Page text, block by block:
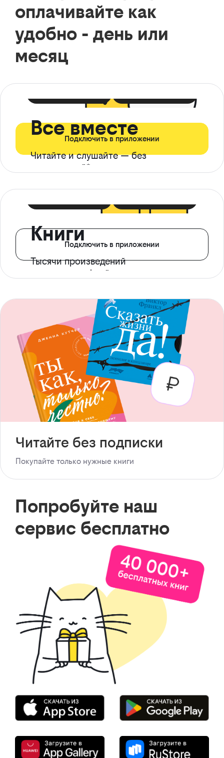
оплачивайте как
удобно - день или
месяц
Все вместе
Читайте и слушайте — без
ограничений*
Подключить в приложении
Книги
Тысячи произведений
с доступом офлайн
Подключить в приложении
Читайте без подписки
Покупайте только нужные книги
Попробуйте наш
сервис бесплатно